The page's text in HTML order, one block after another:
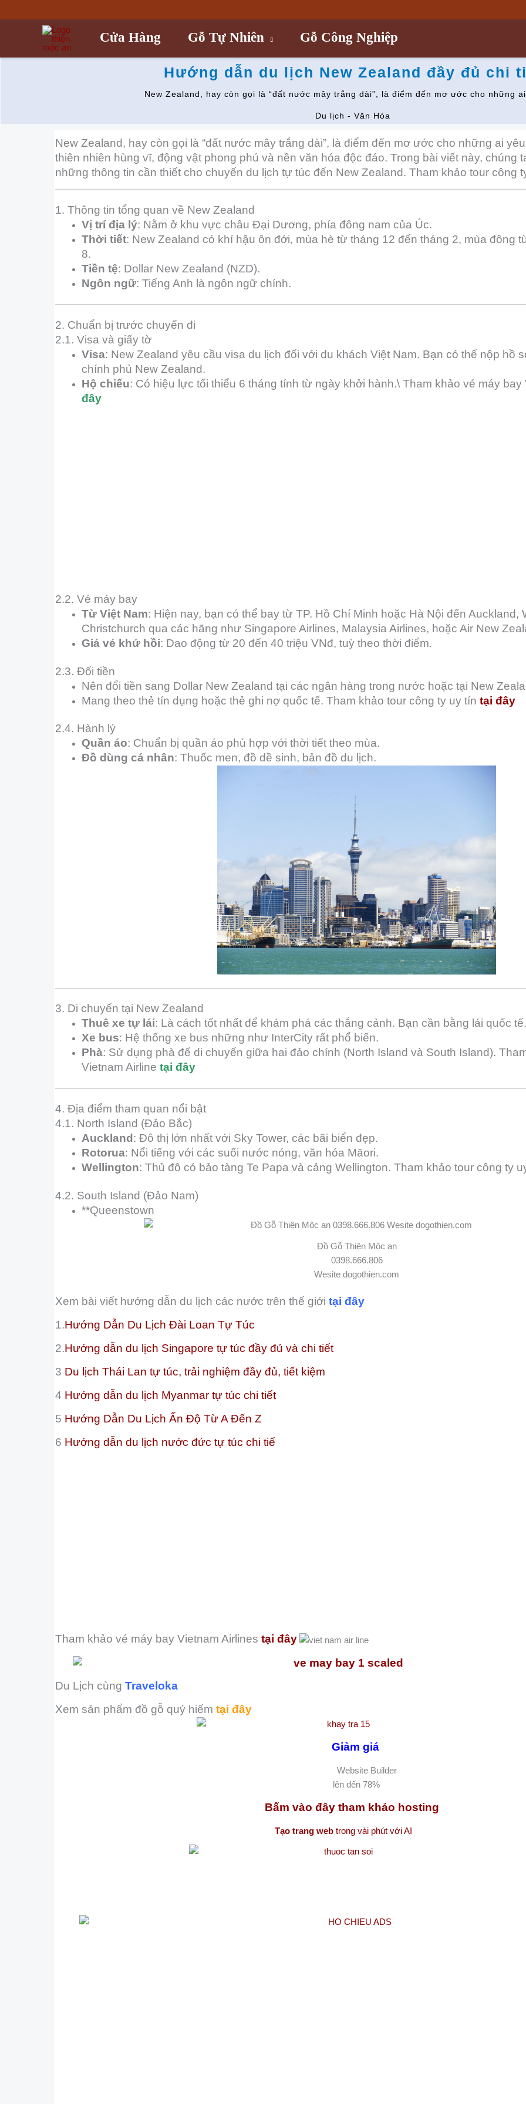
tới
Cửa Hàng Gỗ Tự Nhiên Gỗ Công Nghiệp
Hướng dẫn du lịch New Zealand đầy đủ chi
New Zealand, hay còn gọi là “đất nước mây trắng dài”, là điểm đến mơ ước cho những
Du lịch - Văn Hóa
New Zealand, hay còn gọi là “đất nước mây trắng dài”, là điểm đến mơ ước cho những ai
thiên nhiên hùng vĩ, động vật phong phú và nền văn hóa độc đáo. Trong bài viết này, chúng
những thông tin cần thiết cho chuyến du lịch tự túc đến New Zealand. Tham khảo tour công
1. Thông tin tổng quan về New Zealand
Vị trí địa lý: Nằm ở khu vực châu Đại Dương, phía đông nam của Úc.
Thời tiết: New Zealand có khí hậu ôn đới, mùa hè từ tháng 12 đến tháng 2, mùa đông
8.
Tiền tệ: Dollar New Zealand (NZD).
Ngôn ngữ: Tiếng Anh là ngôn ngữ chính.
2. Chuẩn bị trước chuyến đi
2.1. Visa và giấy tờ
Visa: New Zealand yêu cầu visa du lịch đối với du khách Việt Nam. Bạn có thể nộp hồ
chính phủ New Zealand.
Hộ chiếu: Có hiệu lực tối thiểu 6 tháng tính từ ngày khởi hành.\ Tham khảo vé máy bay
đây
2.2. Vé máy bay
Từ Việt Nam: Hiện nay, bạn có thể bay từ TP. Hồ Chí Minh hoặc Hà Nội đến Auckland,
Christchurch qua các hãng như Singapore Airlines, Malaysia Airlines, hoặc Air New
Giá vé khứ hồi: Dao động từ 20 đến 40 triệu VNđ, tuỳ theo thời điểm.
2.3. Đổi tiền
Nên đổi tiền sang Dollar New Zealand tại các ngân hàng trong nước hoặc tại New
Mang theo thẻ tín dụng hoặc thẻ ghi nợ quốc tế. Tham khảo tour công ty uy tín tại đây
2.4. Hành lý
Quần áo: Chuẩn bị quần áo phù hợp với thời tiết theo mùa.
Đồ dùng cá nhân: Thuốc men, đồ dề sinh, bản đồ du lịch.
3. Di chuyển tại New Zealand
Thuê xe tự lái: Là cách tốt nhất để khám phá các thắng cảnh. Bạn cần bằng lái quốc tế.
Xe bus: Hệ thống xe bus những như InterCity rất phổ biến.
Phà: Sử dụng phà để di chuyển giữa hai đảo chính (North Island và South Island).
Vietnam Airline tại đây
4. Địa điểm tham quan nổi bật
4.1. North Island (Đảo Bắc)
Auckland : Đô thị lớn nhất với Sky Tower, các bãi biển đẹp.
Rotorua: Nổi tiếng với các suối nước nóng, văn hóa Māori.
Wellington: Thủ đô có bảo tàng Te Papa và cảng Wellington. Tham khảo tour công ty
4.2. South Island (Đảo Nam)
**Queenstown
Đồ Gỗ Thiện Mộc an
0398.666.806
Wesite dogothien.com
Xem bài viết hướng dẫn du lịch các nước trên thế giới tại đây
1.Hướng Dẫn Du Lịch Đài Loan Tự Túc
2.Hướng dẫn du lịch Singapore tự túc đầy đủ và chi tiết
3 Du lịch Thái Lan tự túc, trải nghiệm đầy đủ, tiết kiệm
4 Hướng dẫn du lịch Myanmar tự túc chi tiết
5 Hướng Dẫn Du Lịch Ấn Độ Từ A Đến Z
6 Hướng dẫn du lịch nước đức tự túc chi tiế
Tham khảo vé máy bay Vietnam Airlines tại đây
Du Lịch cùng Traveloka
Xem sản phẩm đồ gỗ quý hiếm tại đây
Giảm giá
Website Builder
lên đến 78%
Bấm vào đây tham khảo hosting
Tạo trang web trong vài phút với AI